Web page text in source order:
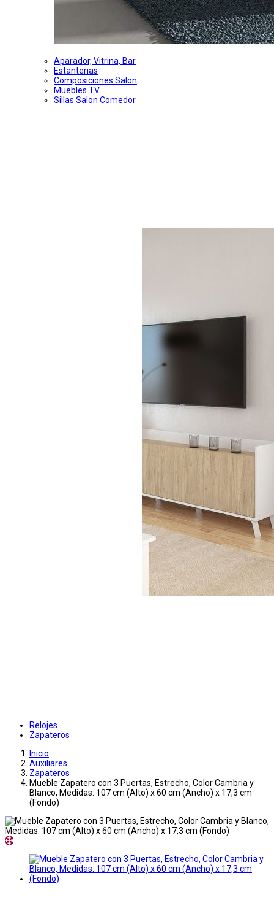
Aparador, Vitrina, Bar
Estanterias
Composiciones Salon
Muebles TV
Sillas Salon Comedor
Relojes
Zapateros
Inicio
Auxiliares
Zapateros
Mueble Zapatero con 3 Puertas, Estrecho, Color Cambria y
Blanco, Medidas: 107 cm (Alto) x 60 cm (Ancho) x 17,3 cm
(Fondo)